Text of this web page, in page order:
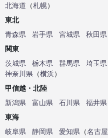
北海道 （札幌）
東北
青森県
岩手県 宮城県 秋田県
関東
茨城県
栃木県 群馬県 埼玉県
神奈川県 （横浜）
甲信越・北陸
新潟県
富山県 石川県 福井県
東海
岐阜県
静岡県 愛知県 （名古屋